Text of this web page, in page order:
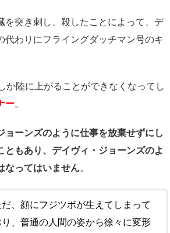
を突き刺し、殺したことによって、デ
代わりにフライングダッチマン号のキ
か陸に上がることができなくなってし
ー。
ョーンズのように仕事を放棄せずにし
ともあり、デイヴィ・ジョーンズのよ
なってはいません。
だ、顔にフジツボが生えてしまって
り、普通の人間の姿から徐々に変形